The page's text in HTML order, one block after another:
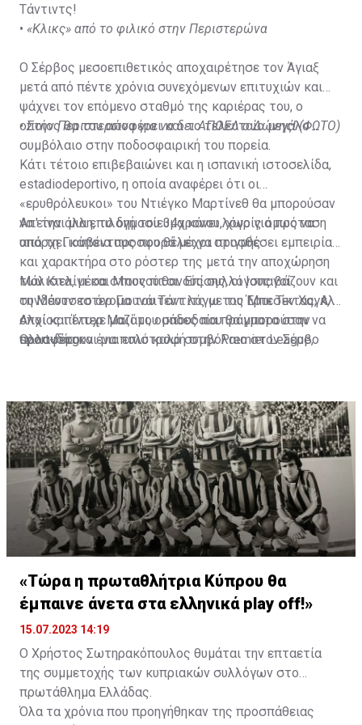
Τάντιντς!
• «Κλικς» από το φιλικό στην Περιστερώνα
Ο Σέρβος μεσοεπιθετικός αποχαιρέτησε τον Άγιαξ
μετά από πέντε χρόνια συνεχόμενων επιτυχιών και
ψάχνει τον επόμενο σταθμό της καριέρας του, ο
οποίος θα του αποφέρει και το τελευταίο μεγάλο
συμβόλαιο στην ποδοσφαιρική του πορεία.
•Στην Περιστερώνα για να δει ΑΠΟΕΛ ο Δώνης! (ΦΩΤΟ)
Κάτι τέτοιο επιβεβαιώνει και η ισπανική ιστοσελίδα,
estadiodeportivo, η οποία αναφέρει ότι οι
«ερυθρόλευκοι» του Ντιέγκο Μαρτίνεθ θα μπορούσαν
να είναι μια επιλογή του 34χρονου, χωρίς όμως να
υπάρχει κάποια προσφορά μέχρι στιγμής.
Απ' την άλλη, το δημοσίευμα κάνει λόγο για πρόταση
από τη Γιουβέντους που θέλει να προσθέσει εμπειρία
και χαρακτήρα στο ρόστερ της μετά την αποχώρηση
των Κιελίνι και Μπονούτσι. Επίσης, οι Ισπανοί
συνδέουν το όνομα του Τάντιτς με τις Μπεσίκτας, Αλ
Αλχί και Ίντερ Μαϊάμι, ομάδες που θα μπορούσαν να
προσφέρουν ένα πολύ καλό συμβόλαιο στον Σέρβο
Μάλιστα, μέσα στους πιθανούς συλλόγους βάζουν και
τη Μάντσεστερ Γιουνάιτεντ λόγω του Έρικ Τεν Χαγκ, ο
οποίος πέτυχε μαζί του σπουδαία πράγματα στην
Ολλανδία και μια επιστροφή στην Premier League,
συμμετοχές σε όλες τις διοργανώσεις.
sport-fm.gr
«Τώρα η πρωταθλήτρια Κύπρου θα
έμπαινε άνετα στα ελληνικά play off!»
15.07.2023 14:19
Ο Χρήστος Σωτηρακόπουλος θυμάται την επταετία
της συμμετοχής των κυπριακών συλλόγων στο
πρωτάθλημα Ελλάδας.
Όλα τα χρόνια που προηγήθηκαν της προσπάθειας